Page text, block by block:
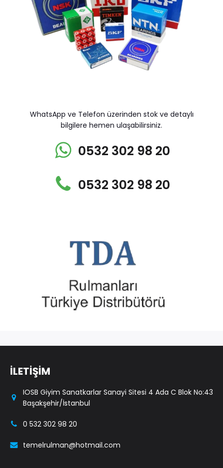
WhatsApp ve Telefon üzerinden stok ve detaylı
bilgilere hemen ulaşabilirsiniz.
0532 302 98 20
0532 302 98 20
İLETİŞİM
IOSB Giyim Sanatkarlar Sanayi Sitesi 4 Ada C Blok No:43
Başakşehir/İstanbul
0 532 302 98 20
temelrulman@hotmail.com